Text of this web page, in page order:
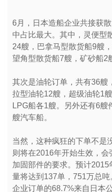
6月，日本造船企业共接获
中占比最大。其中，灵便型
24艘，巴拿马型散货船9艘
望角型散货船7艘，矿砂船2
其次是油轮订单，共有36艘
拉型油轮12艘，超级油轮1
LPG船各1艘。另外还有6
艘汽车船。
当然，这种疯狂的下单不是
则将在2016年开始生效，
加固部件的要求。预计
量将达到137单，751万总
企业订单的68.7%来自日本